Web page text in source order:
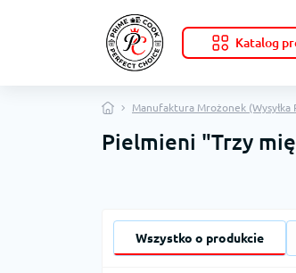
Katalog
Manufaktura Mrożonek (Wysyłka
Pielmieni "Trzy
Wszystko o produkcie